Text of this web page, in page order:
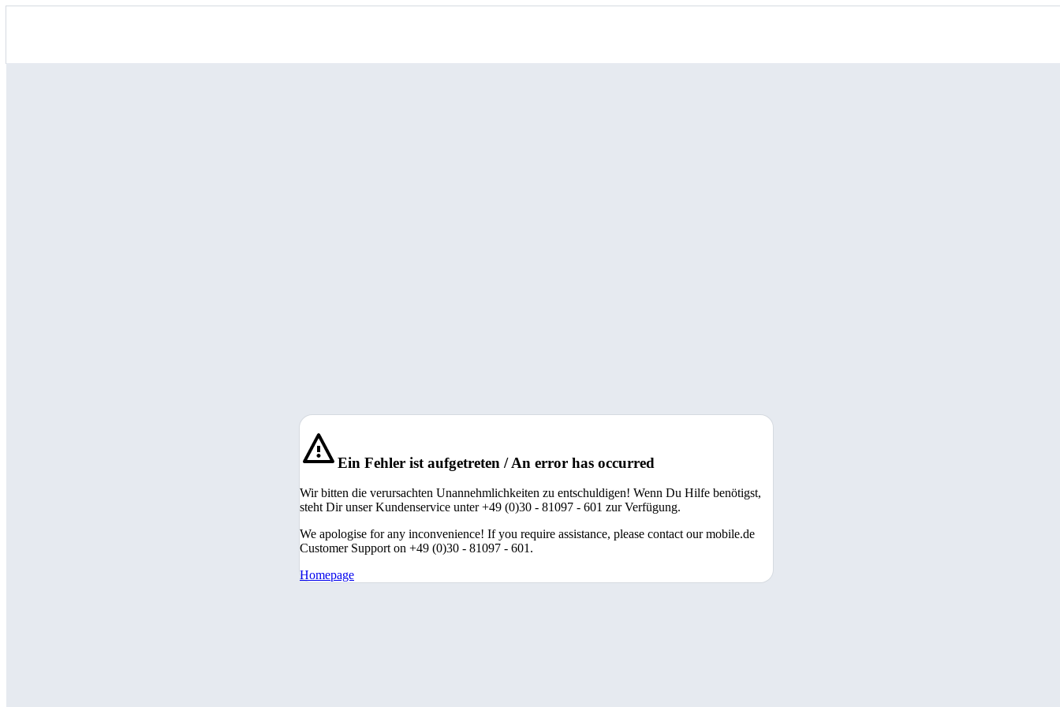
Ein Fehler ist aufgetreten / An error has occurred
Wir bitten die verursachten Unannehmlichkeiten zu entschuldigen! Wenn Du Hilfe benötigst,
steht Dir unser Kundenservice unter +49 (0)30 - 81097 - 601 zur Verfügung.
We apologise for any inconvenience! If you require assistance, please contact our mobile.de
Customer Support on +49 (0)30 - 81097 - 601.
Homepage